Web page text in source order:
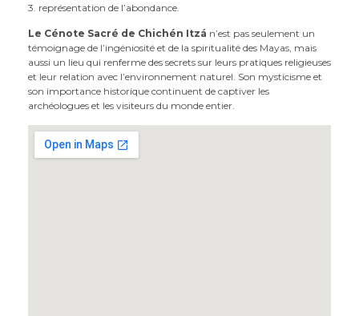
3. représentation de l’abondance.
Le Cénote Sacré de Chichén Itzá n’est pas seulement un
témoignage de l’ingéniosité et de la spiritualité des Mayas, mais
aussi un lieu qui renferme des secrets sur leurs pratiques religieuses
et leur relation avec l’environnement naturel. Son mysticisme et
son importance historique continuent de captiver les
archéologues et les visiteurs du monde entier.